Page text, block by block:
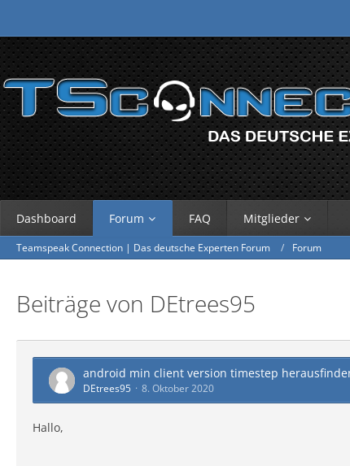
Dashboard Forum FAQ Mitglieder
Teamspeak Connection | Das deutsche Experten Forum Forum
Beiträge von DEtrees95
android min client version timestep
DEtrees95 8. Oktober 2020
Hallo,